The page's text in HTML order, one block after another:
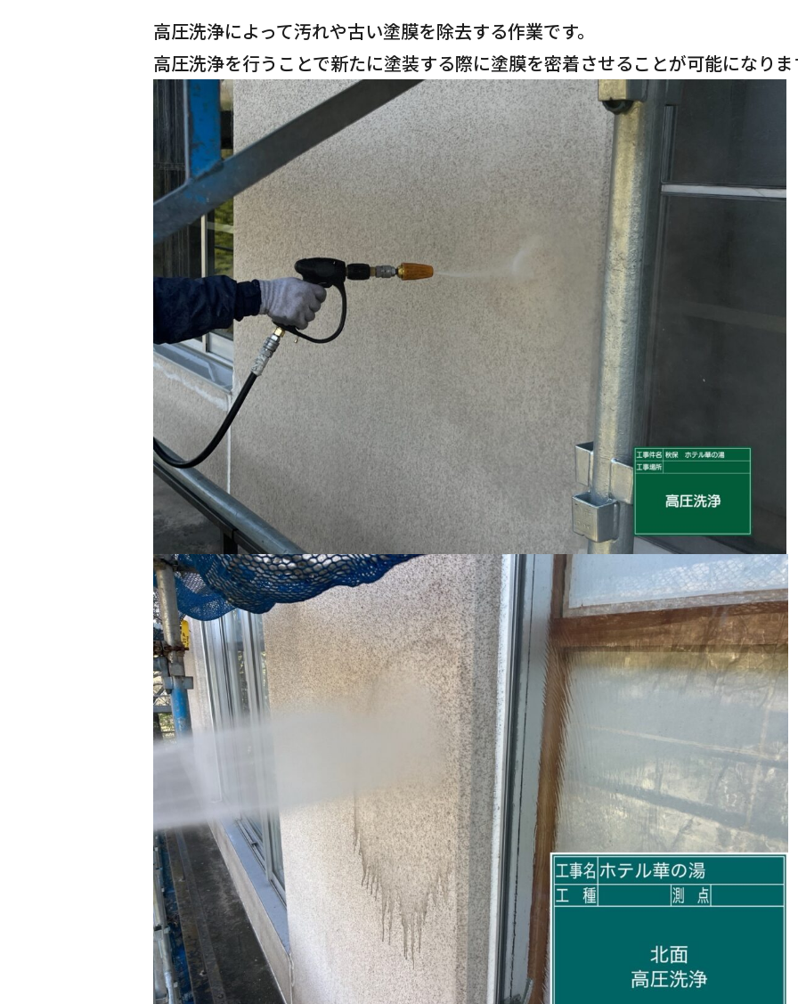
高圧洗浄によって汚れや古い塗膜を除去する作業です。
高圧洗浄を行うことで新たに塗装する際に塗膜を密着させることが可能になりま